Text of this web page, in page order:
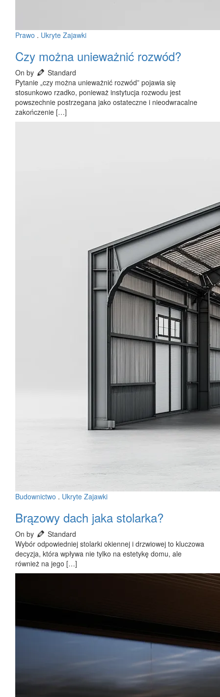
Prawo . Ukryte Zajawki
Czy można unieważnić rozwód?
On by
Standard
Pytanie „czy można unieważnić rozwód” pojawia się
stosunkowo rzadko, ponieważ instytucja rozwodu jest
powszechnie postrzegana jako ostateczne i nieodwracalne
zakończenie […]
Budownictwo . Ukryte Zajawki
Brązowy dach jaka stolarka?
On by
Standard
Wybór odpowiedniej stolarki okiennej i drzwiowej to kluczowa
decyzja, która wpływa nie tylko na estetykę domu, ale
również na jego […]